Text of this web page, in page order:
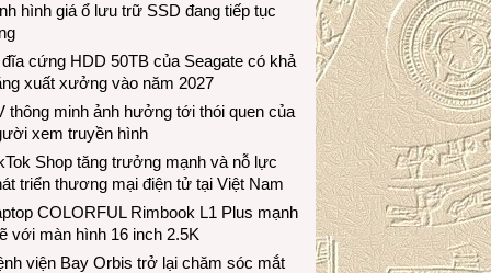
hình giá ổ lưu trữ SSD đang tiếp tục
cứng HDD 50TB của Seagate có khả
xuất xưởng vào năm 2027
thông minh ảnh hưởng tới thói quen của
xem truyền hình
Shop tăng trưởng mạnh và nỗ lực
triển thương mại điện tử tại Việt Nam
COLORFUL Rimbook L1 Plus mạnh
với màn hình 16 inch 2.5K
viện Bay Orbis trở lại chăm sóc mắt